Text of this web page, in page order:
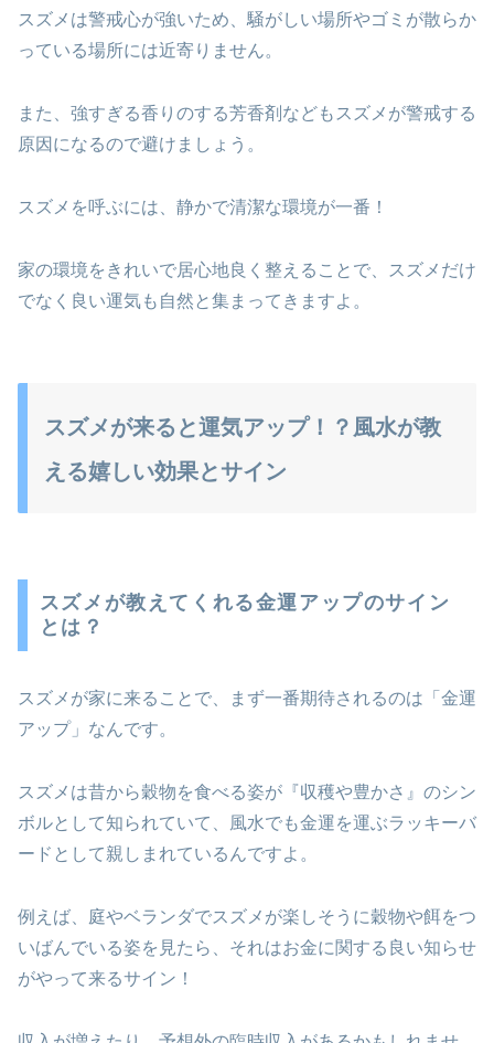
スズメは警戒心が強いため、騒がしい場所やゴミが散らか
っている場所には近寄りません。
また、強すぎる香りのする芳香剤などもスズメが警戒する
原因になるので避けましょう。
スズメを呼ぶには、静かで清潔な環境が一番！
家の環境をきれいで居心地良く整えることで、スズメだけ
でなく良い運気も自然と集まってきますよ。
スズメが来ると運気アップ！？風水が教
える嬉しい効果とサイン
スズメが教えてくれる金運アップのサイン
とは？
スズメが家に来ることで、まず一番期待されるのは「金運
アップ」なんです。
スズメは昔から穀物を食べる姿が『収穫や豊かさ』のシン
ボルとして知られていて、風水でも金運を運ぶラッキーバ
ードとして親しまれているんですよ。
例えば、庭やベランダでスズメが楽しそうに穀物や餌をつ
いばんでいる姿を見たら、それはお金に関する良い知らせ
がやって来るサイン！